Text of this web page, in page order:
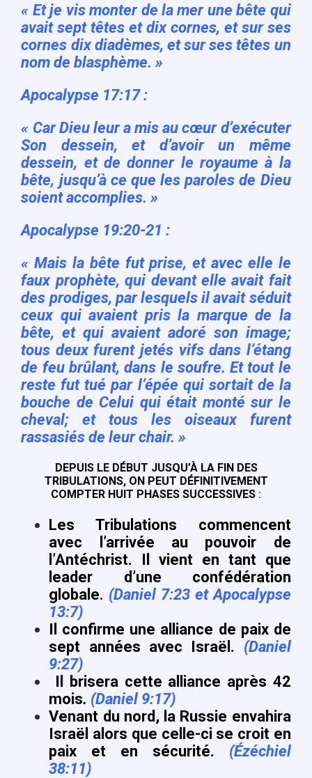
« Et je vis monter de la mer une bête qui
avait sept têtes et dix cornes, et sur ses
cornes dix diadèmes, et sur ses têtes un
nom de blasphème. »
Apocalypse 17:17 :
« Car Dieu leur a mis au cœur d’exécuter
Son dessein, et d’avoir un même
dessein, et de donner le royaume à la
bête, jusqu’à ce que les paroles de Dieu
soient accomplies. »
Apocalypse 19:20-21 :
« Mais la bête fut prise, et avec elle le
faux prophète, qui devant elle avait fait
des prodiges, par lesquels il avait séduit
ceux qui avaient pris la marque de la
bête, et qui avaient adoré son image;
tous deux furent jetés vifs dans l’étang
de feu brûlant, dans le soufre. Et tout le
reste fut tué par l’épée qui sortait de la
bouche de Celui qui était monté sur le
cheval; et tous les oiseaux furent
rassasiés de leur chair. »
DEPUIS LE DÉBUT JUSQU’À LA FIN DES
TRIBULATIONS, ON PEUT DÉFINITIVEMENT
COMPTER HUIT PHASES SUCCESSIVES :
Les Tribulations commencent
avec l’arrivée au pouvoir de
l’Antéchrist. Il vient en tant que
leader d’une confédération
globale. (Daniel 7:23 et Apocalypse
13:7)
Il confirme une alliance de paix de
sept années avec Israël. (Daniel
9:27)
Il brisera cette alliance après 42
mois. (Daniel 9:17)
Venant du nord, la Russie envahira
Israël alors que celle-ci se croit en
paix et en sécurité. (Ézéchiel
38:11)